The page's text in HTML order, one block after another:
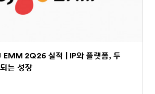
EMM 2Q26 실적 | IP와 플랫폼, 두
는 성장